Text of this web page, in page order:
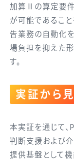
加算Ⅱの算定要
が可能であること
告業務の自動化
場負担を抑えた
す。
実証から
本実証を通じて、
判断支援および
提供基盤として機